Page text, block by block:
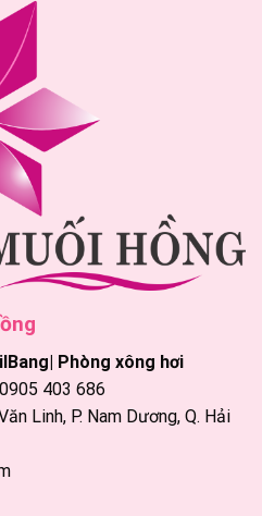
Phòng xông hơi
403 686
Linh, P. Nam Dương, Q. Hải